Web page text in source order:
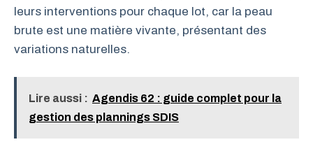
leurs interventions pour chaque lot, car la peau
brute est une matière vivante, présentant des
variations naturelles.
Lire aussi : Agendis 62 : guide complet pour la
gestion des plannings SDIS